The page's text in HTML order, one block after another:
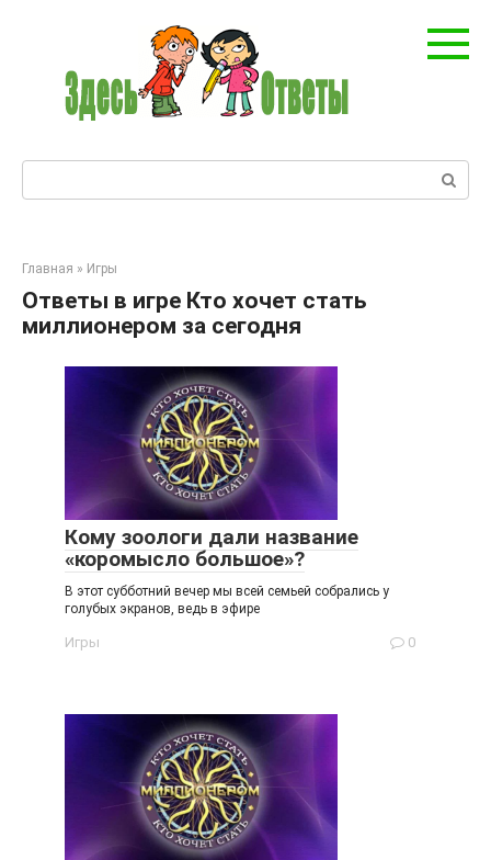
Поиск:
Главная » Игры
Ответы в игре Кто хочет стать
миллионером за сегодня
Кому зоологи дали название
«коромысло большое»?
В этот субботний вечер мы всей семьей собрались у
голубых экранов, ведь в эфире
Игры 0